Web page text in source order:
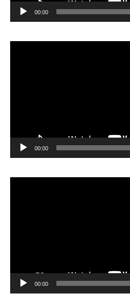
00:00
00:00
00:00